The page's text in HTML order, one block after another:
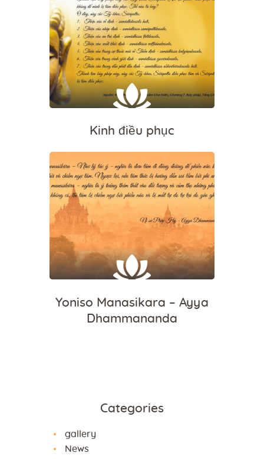
Kinh điều phục
Yoniso Manasikara – Ayya
Dhammananda
Categories
gallery
News